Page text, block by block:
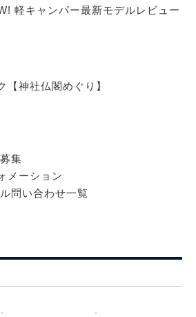
軽キャンパー最新モデルレビュー
神社仏閣めぐり】
集
メーション
問い合わせ一覧